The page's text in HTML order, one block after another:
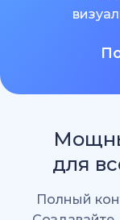
для
Полный